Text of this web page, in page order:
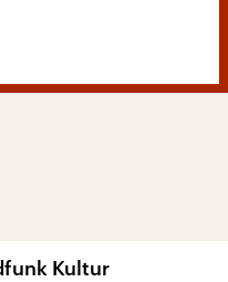
Kultur